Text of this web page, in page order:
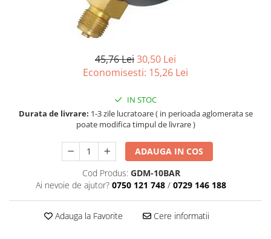
45,76 Lei30,50 Lei
Economisesti: 15,26 Lei
IN STOC
Durata de livrare: 1-3 zile lucratoare ( in perioada aglomerata se
poate modifica timpul de livrare )
ADAUGA IN COS
Cod Produs: GDM-10BAR
Ai nevoie de ajutor? 0750 121 748 / 0729 146 188
Adauga la Favorite Cere informatii